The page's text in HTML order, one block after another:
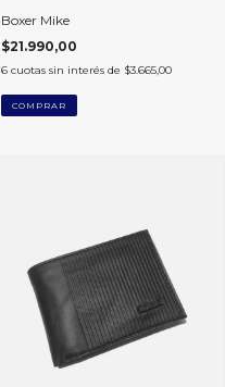
Boxer Mike
$21.990,00
6 cuotas sin interés de $3.665,00
COMPRAR